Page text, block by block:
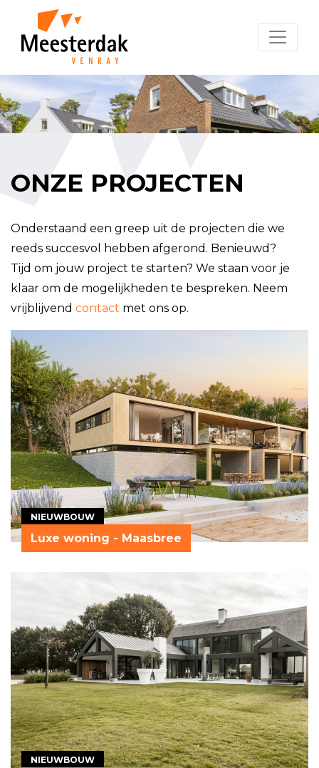
ONZE PROJECTEN
Onderstaand een greep uit de projecten die we
reeds succesvol hebben afgerond. Benieuwd?
Tijd om jouw project te starten? We staan voor je
klaar om de mogelijkheden te bespreken. Neem
vrijblijvend contact met ons op.
NIEUWBOUW
Luxe woning - Maasbree
NIEUWBOUW